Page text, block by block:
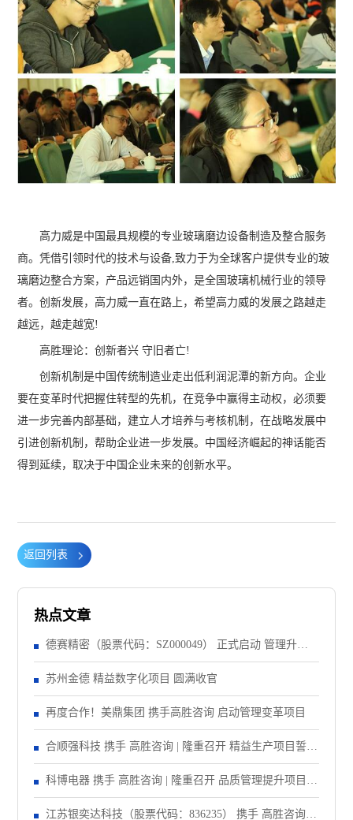
高力威是中国最具规模的专业玻璃磨边设备制造及整合服务
商。凭借引领时代的技术与设备,致力于为全球客户提供专业的玻
璃磨边整合方案，产品远销国内外，是全国玻璃机械行业的领导
者。创新发展，高力威一直在路上，希望高力威的发展之路越走
越远，越走越宽!
高胜理论：创新者兴 守旧者亡!
创新机制是中国传统制造业走出低利润泥潭的新方向。企业
要在变革时代把握住转型的先机，在竞争中赢得主动权，必须要
进一步完善内部基础，建立人才培养与考核机制，在战略发展中
引进创新机制，帮助企业进一步发展。中国经济崛起的神话能否
得到延续，取决于中国企业未来的创新水平。
返回列表
热点文章
德赛精密（股票代码：SZ000049） 正式启动 管理升级&
精益注塑项目！
苏州金德 精益数字化项目 圆满收官
再度合作！美鼎集团 携手高胜咨询 启动管理变革项目
合顺强科技 携手 高胜咨询 | 隆重召开 精益生产项目誓师
大会！
科博电器 携手 高胜咨询 | 隆重召开 品质管理提升项目启
动大会！
江苏银奕达科技（股票代码：836235） 携手 高胜咨询｜